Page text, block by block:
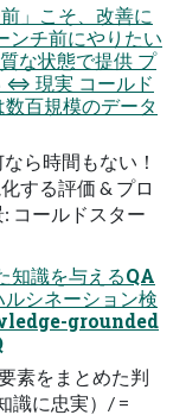
」こそ、改善に
ンチ前にやりたい
な状態で提供 プ
⇔ 現実 コールド
百規模のデータ
ら時間もない！
する評価 & プロ
コールドスター
知識を与えるQA
シネーション検
grounded
をまとめた判
識に忠実）/ =